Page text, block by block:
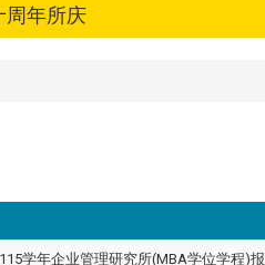
周年所庆
115学年企业管理研究所(MBA学位学程)